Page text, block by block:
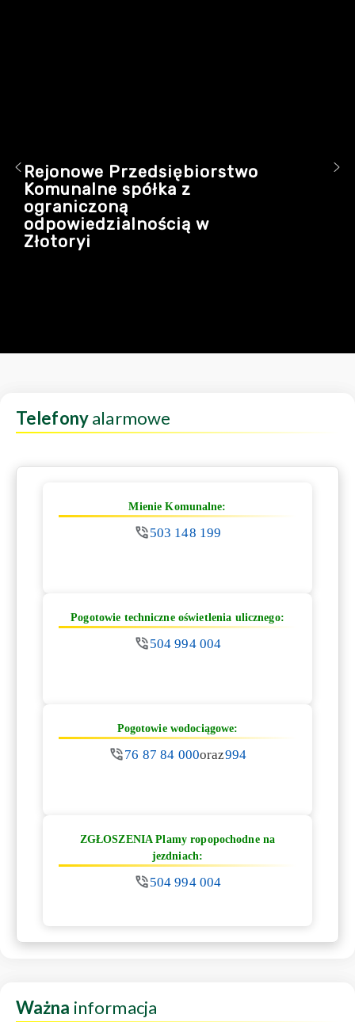
Rejonowe Przedsiębiorstwo
Komunalne spółka z
ograniczoną
odpowiedzialnością w
Złotoryi
Telefonyalarmowe
Mienie Komunalne:
503 148 199
Pogotowie techniczne oświetlenia ulicznego:
504 994 004
Pogotowie wodociągowe:
76 87 84 000oraz994
ZGŁOSZENIA Plamy ropopochodne na
jezdniach:
504 994 004
Ważna informacja